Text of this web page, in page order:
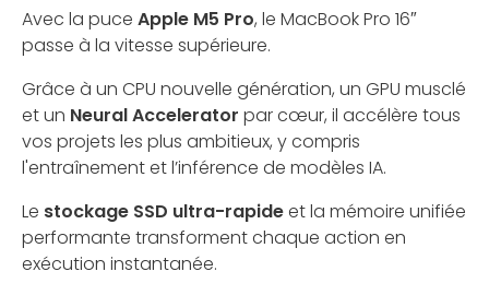
Avec la puce Apple M5 Pro, le MacBook Pro 16″
passe à la vitesse supérieure.
Grâce à un CPU nouvelle génération, un GPU musclé
et un Neural Accelerator par cœur, il accélère tous
vos projets les plus ambitieux, y compris
l'entraînement et l’inférence de modèles IA.
Le stockage SSD ultra-rapideet la mémoire unifiée
performante transforment chaque action en
exécution instantanée.